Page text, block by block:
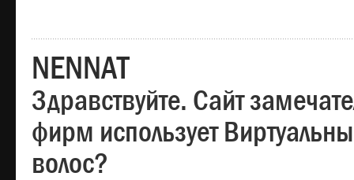
NENNAT
Здравствуйте. Сайт
фирм использует
волос?